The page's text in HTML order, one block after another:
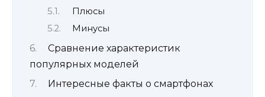
Плюсы
Минусы
Сравнение характеристик
популярных моделей
Интересные факты о смартфонах